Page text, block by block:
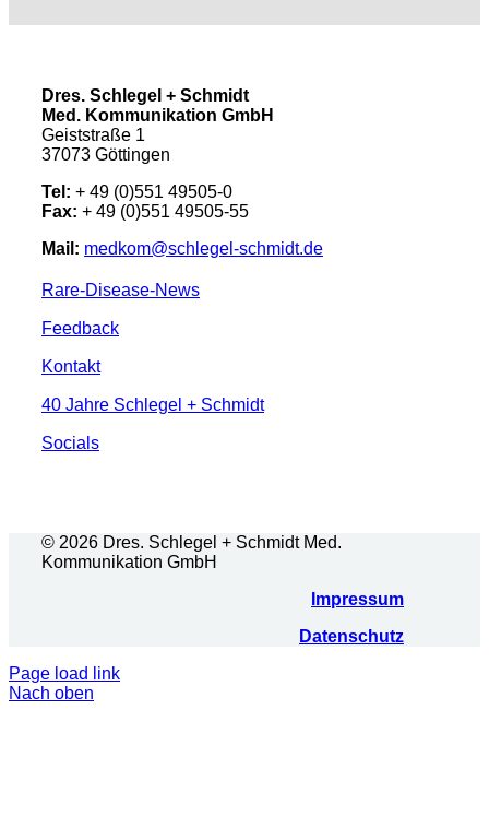
Dres. Schlegel + Schmidt
Med. Kommunikation GmbH
Geiststraße 1
37073 Göttingen
Tel: + 49 (0)551 49505-0
Fax: + 49 (0)551 49505-55
Mail: medkom@schlegel-schmidt.de
Rare-Disease-News
Feedback
Kontakt
40 Jahre Schlegel + Schmidt
Socials
© 2026 Dres. Schlegel + Schmidt Med.
Kommunikation GmbH
Impressum
Datenschutz
Page load link
Nach oben